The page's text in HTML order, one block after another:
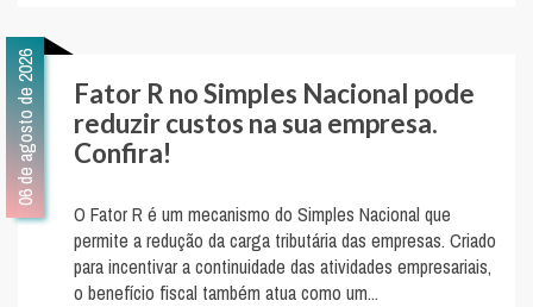
06 de agosto de 2026
Fator R no Simples Nacional pode
reduzir custos na sua empresa.
Confira!
O Fator R é um mecanismo do Simples Nacional que
permite a redução da carga tributária das empresas. Criado
para incentivar a continuidade das atividades empresariais,
o benefício fiscal também atua como um...